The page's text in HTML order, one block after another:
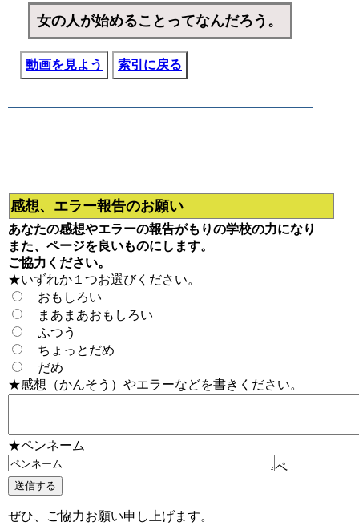
女の人が始めることってなんだろう。
動画を見よう 索引に戻る
感想、エラー報告のお願い
あなたの感想やエラーの報告がもりの学校の力になり
また、ページを良いものにします。
ご協力ください。
★いずれか１つお選びください。
おもしろい
まあまあおもしろい
ふつう
ちょっとだめ
だめ
★感想（かんそう）やエラーなどを書きください。
★ペンネーム
ペ
ぜひ、ご協力お願い申し上げます。